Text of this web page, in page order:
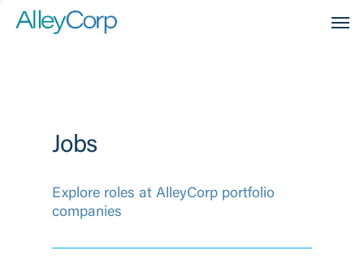
Jobs
Explore roles at AlleyCorp portfolio
companies